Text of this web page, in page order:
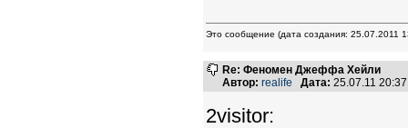
Это сообщение (дата создания:
Re: Феномен Джеффа Хейли
Автор: realife Дата: 25.07.11
2visitor: